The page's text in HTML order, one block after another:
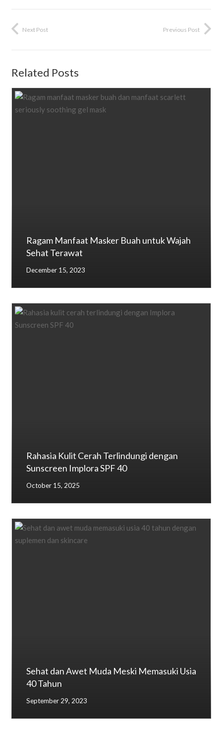
Previous Post
Next Post
Related Posts
Ragam Manfaat Masker Buah untuk Wajah
Sehat Terawat
December 15, 2023
Rahasia Kulit Cerah Terlindungi dengan
Sunscreen Implora SPF 40
October 15, 2025
Sehat dan Awet Muda Meski Memasuki Usia
40 Tahun
September 29, 2023